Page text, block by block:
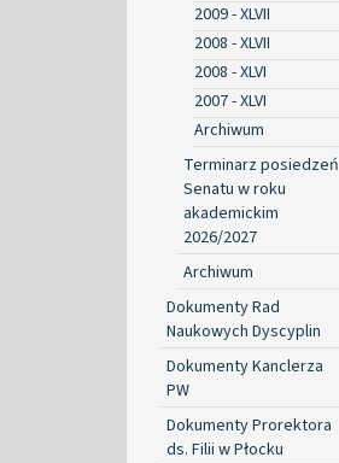
2009 - XLVII
2008 - XLVII
2008 - XLVI
2007 - XLVI
Archiwum
Terminarz posiedzeń
Senatu w roku
akademickim
2026/2027
Archiwum
Dokumenty Rad
Naukowych Dyscyplin
Dokumenty Kanclerza
PW
Dokumenty Prorektora
ds. Filii w Płocku